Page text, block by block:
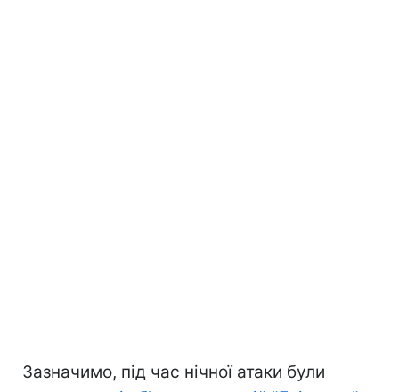
Зазначимо, під час нічної атаки були